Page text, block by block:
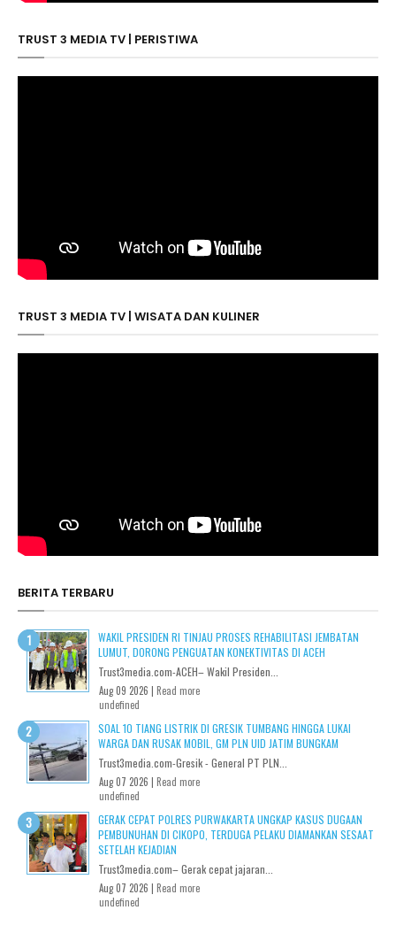
TRUST 3 MEDIA TV | PERISTIWA
TRUST 3 MEDIA TV | WISATA DAN KULINER
BERITA TERBARU
WAKIL PRESIDEN RI TINJAU PROSES REHABILITASI JEMBATAN
LUMUT, DORONG PENGUATAN KONEKTIVITAS DI ACEH
Trust3media.com-ACEH– Wakil Presiden...
Aug 09 2026 | Read more
undefined
SOAL 10 TIANG LISTRIK DI GRESIK TUMBANG HINGGA LUKAI
WARGA DAN RUSAK MOBIL, GM PLN UID JATIM BUNGKAM
Trust3media.com-Gresik - General PT PLN...
Aug 07 2026 | Read more
undefined
GERAK CEPAT POLRES PURWAKARTA UNGKAP KASUS DUGAAN
PEMBUNUHAN DI CIKOPO, TERDUGA PELAKU DIAMANKAN SESAAT
SETELAH KEJADIAN
Trust3media.com– Gerak cepat jajaran...
Aug 07 2026 | Read more
undefined